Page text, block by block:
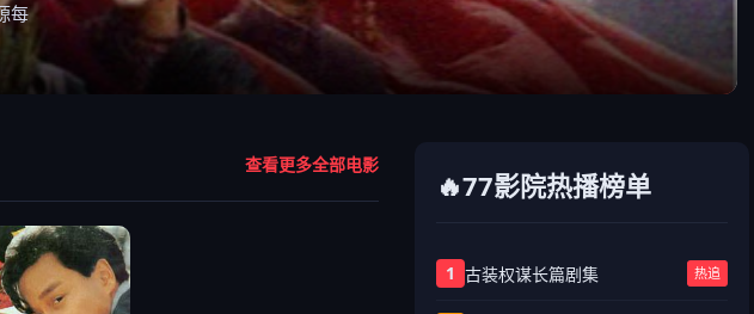
每
查看更多全部电影
🔥77影院热播榜单
1 古装权谋长篇剧集 热追